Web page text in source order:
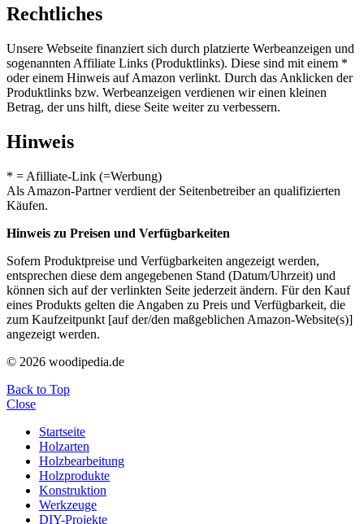
Rechtliches
Unsere Webseite finanziert sich durch platzierte Werbeanzeigen und
sogenannten Affiliate Links (Produktlinks). Diese sind mit einem *
oder einem Hinweis auf Amazon verlinkt. Durch das Anklicken der
Produktlinks bzw. Werbeanzeigen verdienen wir einen kleinen
Betrag, der uns hilft, diese Seite weiter zu verbessern.
Hinweis
* = Afilliate-Link (=Werbung)
Als Amazon-Partner verdient der Seitenbetreiber an qualifizierten
Käufen.
Hinweis zu Preisen und Verfügbarkeiten
Sofern Produktpreise und Verfügbarkeiten angezeigt werden,
entsprechen diese dem angegebenen Stand (Datum/Uhrzeit) und
können sich auf der verlinkten Seite jederzeit ändern. Für den Kauf
eines Produkts gelten die Angaben zu Preis und Verfügbarkeit, die
zum Kaufzeitpunkt [auf der/den maßgeblichen Amazon-Website(s)]
angezeigt werden.
© 2026 woodipedia.de
Back to Top
Close
Startseite
Holzarten
Holzbearbeitung
Holzprodukte
Konstruktion
Werkzeuge
DIY-Projekte